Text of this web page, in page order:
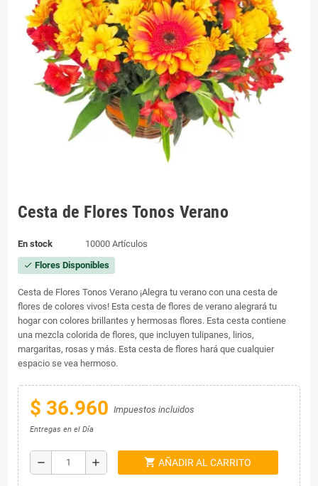
Cesta de Flores Tonos Verano
En stock 10000 Artículos
check Flores Disponibles
Cesta de Flores Tonos Verano ¡Alegra tu verano con una cesta de
flores de colores vivos! Esta cesta de flores de verano alegrará tu
hogar con colores brillantes y hermosas flores. Esta cesta contiene
una mezcla colorida de flores, que incluyen tulipanes, lirios,
margaritas, rosas y más. Esta cesta de flores hará que cualquier
espacio se vea hermoso.
$ 36.960 Impuestos incluidos
Entregas en el Día
remove add shopping_cart AÑADIR AL CARRITO